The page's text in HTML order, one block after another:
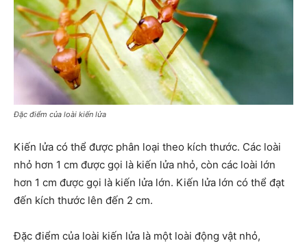
Đặc điểm của loài kiến lửa
Kiến lửa có thể được phân loại theo kích thước. Các loài
nhỏ hơn 1 cm được gọi là kiến lửa nhỏ, còn các loài lớn
hơn 1 cm được gọi là kiến lửa lớn. Kiến lửa lớn có thể đạt
đến kích thước lên đến 2 cm.
Đặc điểm của loài kiến lửa là một loài động vật nhỏ,